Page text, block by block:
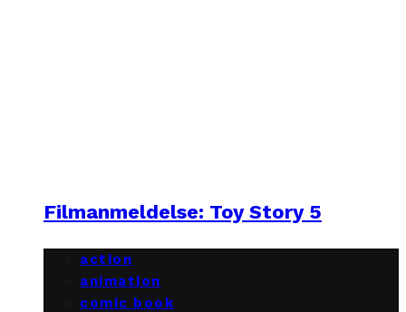
Filmanmeldelse: Toy Story 5
action
animation
comic book